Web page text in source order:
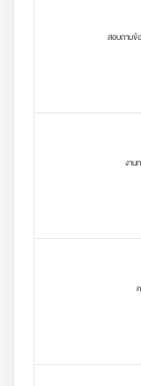
สอบถามข้
งาน